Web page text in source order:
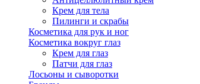
Крем для тела
Пилинги и скрабы
Косметика для рук и ног
Косметика вокруг глаз
Крем для глаз
Патчи для глаз
Лосьоны и сыворотки